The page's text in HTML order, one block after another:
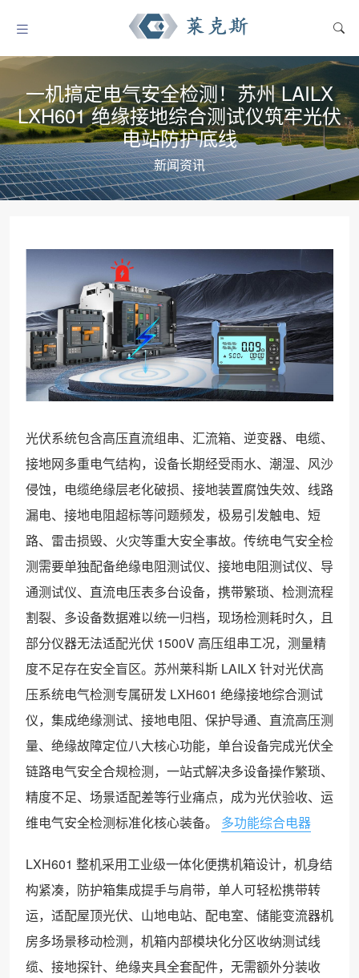
一机搞定电气安全检测！苏州 LAILX
LXH601 绝缘接地综合测试仪筑牢光伏
电站防护底线
新闻资讯
光伏系统包含高压直流组串、汇流箱、逆变器、电缆、
接地网多重电气结构，设备长期经受雨水、潮湿、风沙
侵蚀，电缆绝缘层老化破损、接地装置腐蚀失效、线路
漏电、接地电阻超标等问题频发，极易引发触电、短
路、雷击损毁、火灾等重大安全事故。传统电气安全检
测需要单独配备绝缘电阻测试仪、接地电阻测试仪、导
通测试仪、直流电压表多台设备，携带繁琐、检测流程
割裂、多设备数据难以统一归档，现场检测耗时久，且
部分仪器无法适配光伏 1500V 高压组串工况，测量精
度不足存在安全盲区。苏州莱科斯 LAILX 针对光伏高
压系统电气检测专属研发 LXH601 绝缘接地综合测试
仪，集成绝缘测试、接地电阻、保护导通、直流高压测
量、绝缘故障定位八大核心功能，单台设备完成光伏全
链路电气安全合规检测，一站式解决多设备操作繁琐、
精度不足、场景适配差等行业痛点，成为光伏验收、运
维电气安全检测标准化核心装备。
多功能综合电器
LXH601 整机采用工业级一体化便携机箱设计，机身结
构紧凑，防护箱集成提手与肩带，单人可轻松携带转
运，适配屋顶光伏、山地电站、配电室、储能变流器机
房多场景移动检测，机箱内部模块化分区收纳测试线
缆、接地探针、绝缘夹具全套配件，无需额外分装收